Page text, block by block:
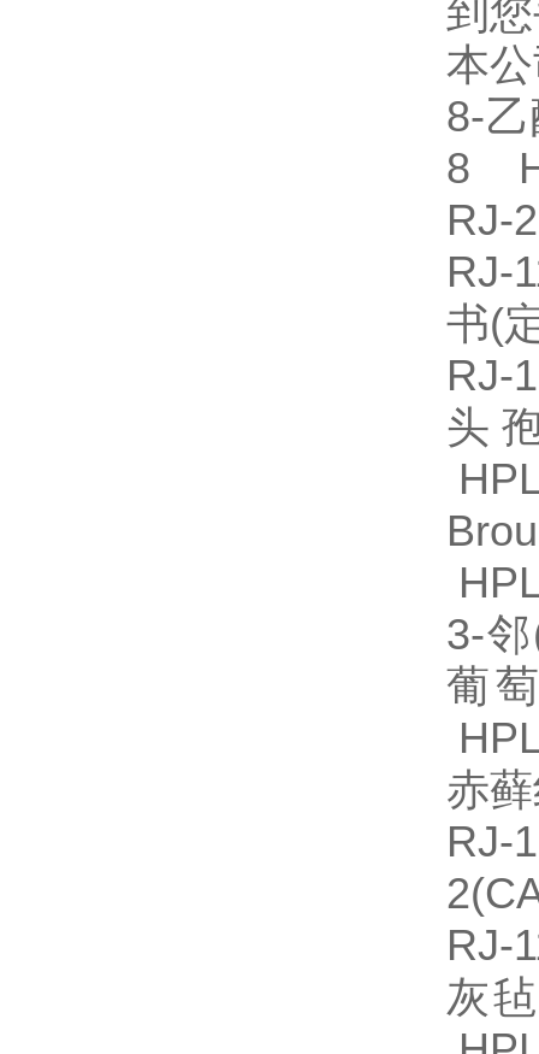
到
本
8-
8
RJ-
RJ-
书(
RJ-
头
3-
葡
赤
RJ-
灰